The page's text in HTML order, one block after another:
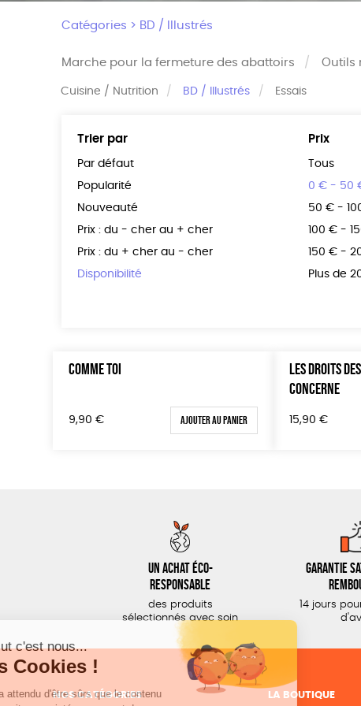
Catégories > BD / Illustrés
Marche pour la fermeture des abattoirs Outils
Cuisine / Nutrition BD / Illustrés Essais
Trier par
Par défaut
Popularité
Nouveauté
Prix : du - cher au + cher
Prix : du + cher au - cher
Disponibilité
Prix
Tous
0 € - 50
50 € -
100 € -
150 € -
Plus de
COMME TOI
9,90 € Ajouter au panier
LES DROITS
CONCERNE
15,90 €
Un achat éco-
responsable
des produits
sélectionnés avec soin
Garantie
14 jours
NOS CATÉGORIES LA BOUTIQUE